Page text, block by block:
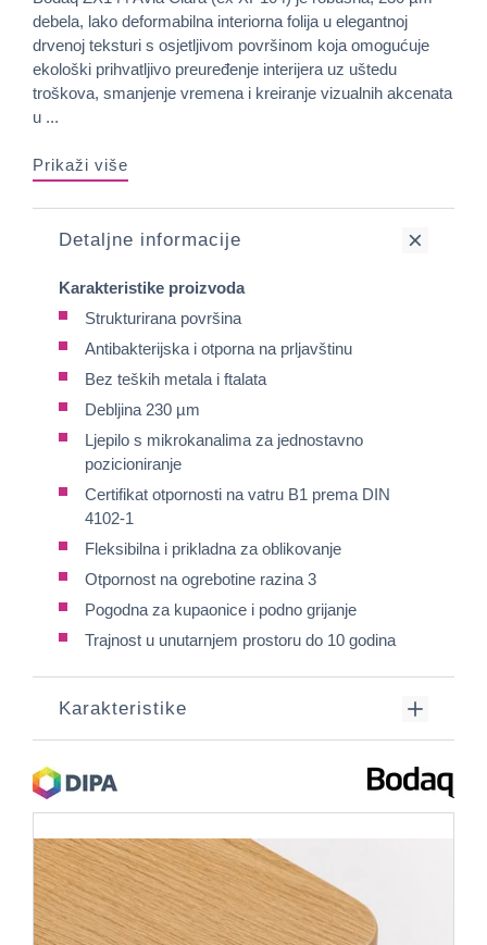
debela, lako deformabilna interiorna folija u elegantnoj
drvenoj teksturi s osjetljivom površinom koja omogućuje
ekološki prihvatljivo preuređenje interijera uz uštedu
troškova, smanjenje vremena i kreiranje vizualnih akcenata
u ...
Prikaži više
Detaljne informacije
Karakteristike proizvoda
Strukturirana površina
Antibakterijska i otporna na prljavštinu
Bez teških metala i ftalata
Debljina 230 µm
Ljepilo s mikrokanalima za jednostavno
pozicioniranje
Certifikat otpornosti na vatru B1 prema DIN
4102-1
Fleksibilna i prikladna za oblikovanje
Otpornost na ogrebotine razina 3
Pogodna za kupaonice i podno grijanje
Trajnost u unutarnjem prostoru do 10 godina
Karakteristike